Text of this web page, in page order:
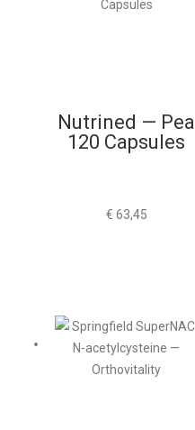
Nutrined — Pea
120 Capsules
€ 63,45